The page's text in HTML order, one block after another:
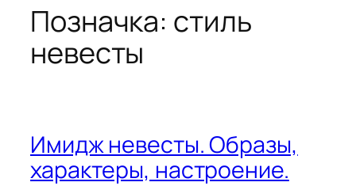
Позначка: стиль
невесты
Имидж невесты. Образы,
характеры, настроение.